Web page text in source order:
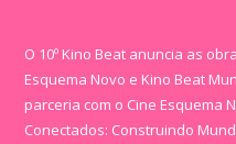
O 10º Kino Beat anuncia as
Esquema Novo e Kino Beat
parceria com o Cine Esquema
Conectados: Construindo